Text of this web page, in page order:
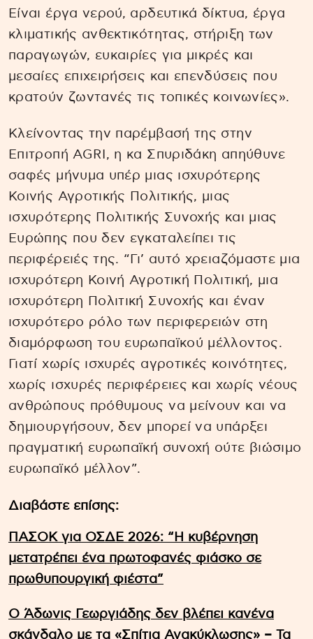
Είναι έργα νερού, αρδευτικά δίκτυα, έργα
κλιματικής ανθεκτικότητας, στήριξη των
παραγωγών, ευκαιρίες για μικρές και
μεσαίες επιχειρήσεις και επενδύσεις που
κρατούν ζωντανές τις τοπικές κοινωνίες».
Κλείνοντας την παρέμβασή της στην
Επιτροπή AGRI, η κα Σπυριδάκη απηύθυνε
σαφές μήνυμα υπέρ μιας ισχυρότερης
Κοινής Αγροτικής Πολιτικής, μιας
ισχυρότερης Πολιτικής Συνοχής και μιας
Ευρώπης που δεν εγκαταλείπει τις
περιφέρειές της. “Γι’ αυτό χρειαζόμαστε μια
ισχυρότερη Κοινή Αγροτική Πολιτική, μια
ισχυρότερη Πολιτική Συνοχής και έναν
ισχυρότερο ρόλο των περιφερειών στη
διαμόρφωση του ευρωπαϊκού μέλλοντος.
Γιατί χωρίς ισχυρές αγροτικές κοινότητες,
χωρίς ισχυρές περιφέρειες και χωρίς νέους
ανθρώπους πρόθυμους να μείνουν και να
δημιουργήσουν, δεν μπορεί να υπάρξει
πραγματική ευρωπαϊκή συνοχή ούτε βιώσιμο
ευρωπαϊκό μέλλον”.
Διαβάστε επίσης:
ΠΑΣΟΚ για ΟΣΔΕ 2026: “Η κυβέρνηση
μετατρέπει ένα πρωτοφανές φιάσκο σε
πρωθυπουργική φιέστα”
Ο Άδωνις Γεωργιάδης δεν βλέπει κανένα
σκάνδαλο με τα «Σπίτια Ανακύκλωσης» – Τα